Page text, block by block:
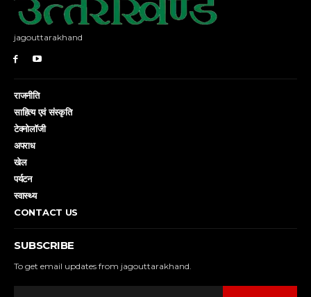
jagouttarakhand
राजनीति
साहित्य एवं संस्कृति
टेक्नोलॉजी
अपराध
खेल
पर्यटन
स्वास्थ्य
CONTACT US
SUBSCRIBE
To get email updates from jagouttarakhand.